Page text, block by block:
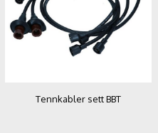
Tennkabler sett BBT